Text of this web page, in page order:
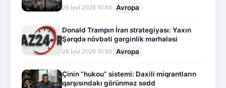
26.İyul.2026 10:50 Avropa
Donald Trampın İran strategiyası: Yaxın
Şərqdə növbəti gərginlik mərhələsi
26.İyul.2026 10:50 Avropa
Çinin “hukou” sistemi: Daxili miqrantların
qarşısındakı görünməz sədd